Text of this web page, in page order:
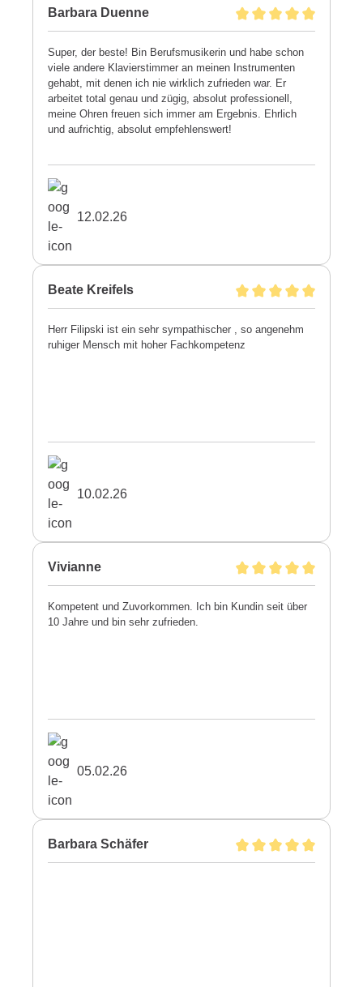
Barbara Duenne
Super, der beste! Bin Berufsmusikerin und habe schon
viele andere Klavierstimmer an meinen Instrumenten
gehabt, mit denen ich nie wirklich zufrieden war. Er
arbeitet total genau und zügig, absolut professionell,
meine Ohren freuen sich immer am Ergebnis. Ehrlich
und aufrichtig, absolut empfehlenswert!
12.02.26
Beate Kreifels
Herr Filipski ist ein sehr sympathischer , so angenehm
ruhiger Mensch mit hoher Fachkompetenz
10.02.26
Vivianne
Kompetent und Zuvorkommen. Ich bin Kundin seit über
10 Jahre und bin sehr zufrieden.
05.02.26
Barbara Schäfer